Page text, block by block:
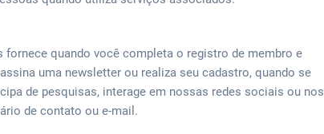
quando você completa o registro de membro e
uma newsletter ou realiza seu cadastro, quando se
de pesquisas, interage em nossas redes sociais ou nos
de contato ou e-mail.